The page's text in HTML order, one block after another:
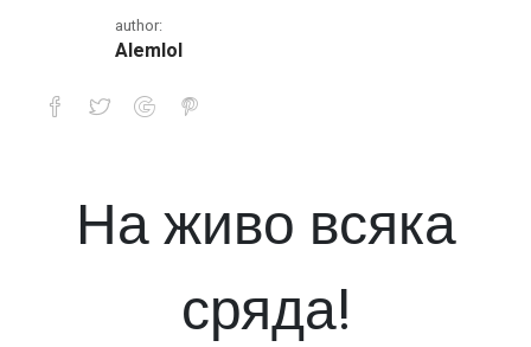
author:
Alemlol
На живо всяка
сряда!